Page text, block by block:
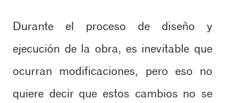
Durante el proceso de diseño y
ejecución de la obra, es inevitable que
ocurran modificaciones, pero eso no
quiere decir que estos cambios no se